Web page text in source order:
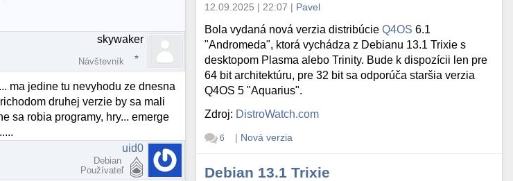
skywaker
Návštevník
ma jedine tu nevyhodu ze dnesna
druhej verzie by sa mali
sa robia programy, hry... emerge
uid0
Debian
Používateľ
12.09.2025 | 22:07 | Pavel
Bola vydaná nová verzia distribúcieQ4OS 6.1
"Andromeda", ktorá vychádza z Debianu 13.1 Trixie s
desktopom Plasma alebo Trinity. Bude k dispozícii len pre
64 bit architektúru, pre 32 bit sa odporúča staršia verzia
Q4OS 5 "Aquarius".
Zdroj: DistroWatch.com
6 | Nová verzia
Debian 13.1 Trixie